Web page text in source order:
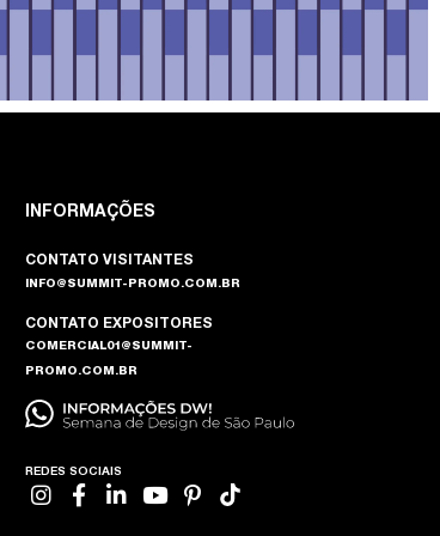
INFORMAÇÕES
CONTATO VISITANTES
INFO@SUMMIT-PROMO.COM.BR
CONTATO EXPOSITORES
COMERCIAL01@SUMMIT-
PROMO.COM.BR
REDES SOCIAIS